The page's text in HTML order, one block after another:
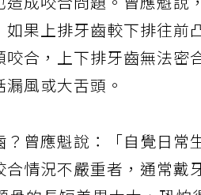
成咬合問題。曾應魁說
果上排牙齒較下排往前
合，上下排牙齒無法密
風或大舌頭。
？曾應魁說：「自覺日常
情況不嚴重者，通常戴